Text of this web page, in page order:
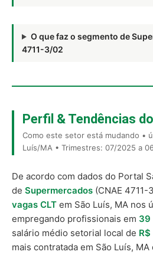
O que faz o segmento de
4711-3/02
Perfil & Tendências
Como este setor está mudando •
Luís/MA • Trimestres: 07/2025 a
De acordo com dados do Portal
de Supermercados (CNAE
vagas CLT em São Luís, MA nos
empregando profissionais em 39
salário médio setorial local de
mais contratada em São Luís, MA